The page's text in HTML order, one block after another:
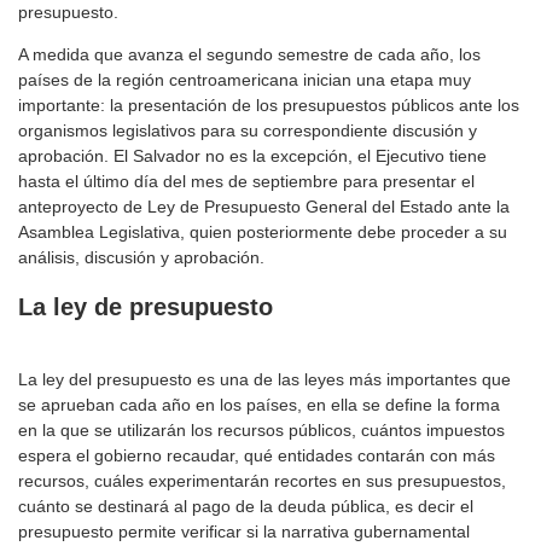
presupuesto.
A medida que avanza el segundo semestre de cada año, los
países de la región centroamericana inician una etapa muy
importante: la presentación de los presupuestos públicos ante los
organismos legislativos para su correspondiente discusión y
aprobación. El Salvador no es la excepción, el Ejecutivo tiene
hasta el último día del mes de septiembre para presentar el
anteproyecto de Ley de Presupuesto General del Estado ante la
Asamblea Legislativa, quien posteriormente debe proceder a su
análisis, discusión y aprobación.
La ley de presupuesto
La ley del presupuesto es una de las leyes más importantes que
se aprueban cada año en los países, en ella se define la forma
en la que se utilizarán los recursos públicos, cuántos impuestos
espera el gobierno recaudar, qué entidades contarán con más
recursos, cuáles experimentarán recortes en sus presupuestos,
cuánto se destinará al pago de la deuda pública, es decir el
presupuesto permite verificar si la narrativa gubernamental